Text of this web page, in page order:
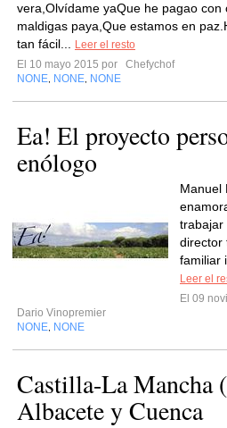
vera,Olvídame yaQue he pagao con
maldigas paya,Que estamos en
tan fácil...
Leer el resto
El 10 mayo 2015 por
Chefychof
NONE NONE NONE
Ea! El proyecto
enólogo
Manuel
trabajar
director
familiar
Leer el
El 09
Dario Vinopremier
NONE NONE
Castilla-La Mancha
Albacete y Cuenca